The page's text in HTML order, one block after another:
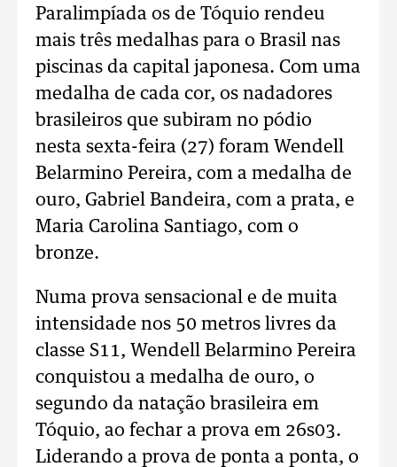
Paralimpíada os de Tóquio rendeu
mais três medalhas para o Brasil nas
piscinas da capital japonesa. Com uma
medalha de cada cor, os nadadores
brasileiros que subiram no pódio
nesta sexta-feira (27) foram Wendell
Belarmino Pereira, com a medalha de
ouro, Gabriel Bandeira, com a prata, e
Maria Carolina Santiago, com o
bronze.
Numa prova sensacional e de muita
intensidade nos 50 metros livres da
classe S11, Wendell Belarmino Pereira
conquistou a medalha de ouro, o
segundo da natação brasileira em
Tóquio, ao fechar a prova em 26s03.
Liderando a prova de ponta a ponta, o